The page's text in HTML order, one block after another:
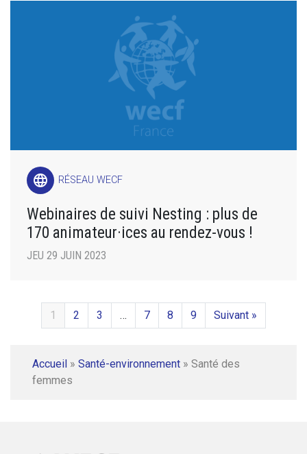
language RÉSEAU WECF
Webinaires de suivi Nesting : plus de
170 animateur·ices au rendez-vous !
JEU 29 JUIN 2023
1 2 3 … 7 8 9 Suivant »
Accueil » Santé-environnement » Santé des
femmes